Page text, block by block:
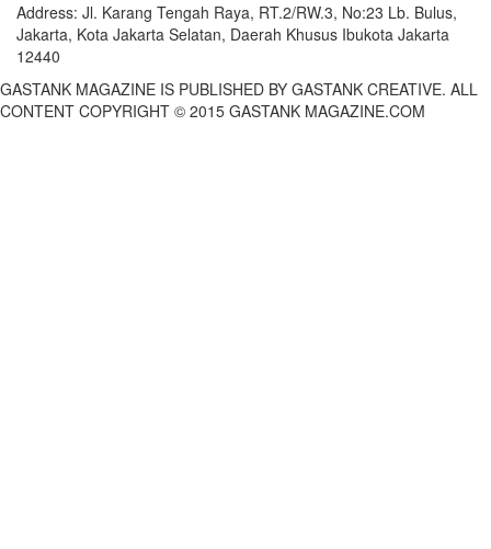
Address: Jl. Karang Tengah Raya, RT.2/RW.3, No:23 Lb. Bulus,
Jakarta, Kota Jakarta Selatan, Daerah Khusus Ibukota Jakarta
12440
GASTANK MAGAZINE IS PUBLISHED BY GASTANK CREATIVE. ALL
CONTENT COPYRIGHT © 2015 GASTANK MAGAZINE.COM